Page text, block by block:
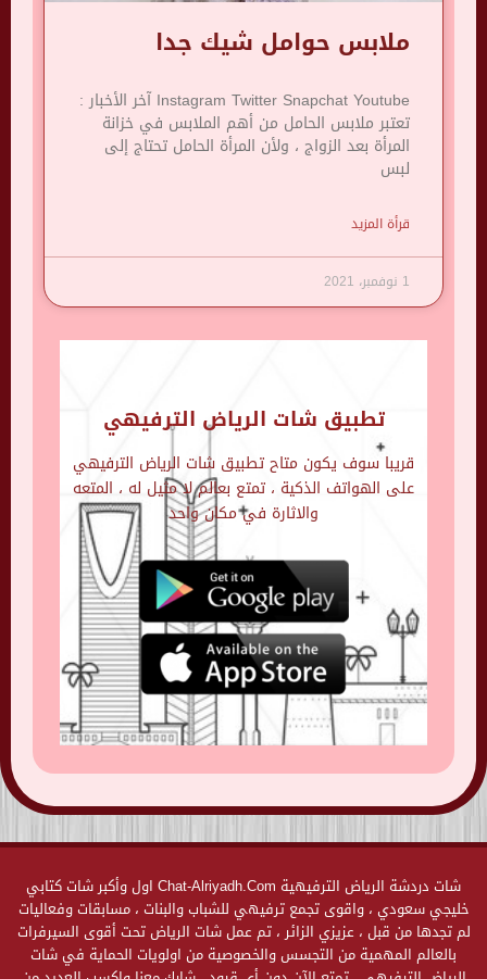
ملابس حوامل شيك جدا
Instagram Twitter Snapchat Youtube آخر الأخبار :
تعتبر ملابس الحامل من أهم الملابس في خزانة
المرأة بعد الزواج ، ولأن المرأة الحامل تحتاج إلى
لبس
قرأة المزيد
1 نوفمبر، 2021
تطبيق شات الرياض الترفيهي
قريبا سوف يكون متاح تطبيق شات الرياض الترفيهي
على الهواتف الذكية ، تمتع بعالم لا مثيل له ، المتعه
والاثارة في مكان واحد
شات دردشة الرياض الترفيهية Chat-Alriyadh.Com اول وأكبر شات كتابي
خليجي سعودي ، واقوى تجمع ترفيهي للشباب والبنات ، مسابقات وفعاليات
لم تجدها من قبل ، عزيزي الزائر ، تم عمل شات الرياض تحت أقوى السيرفرات
بالعالم المهمية من التجسس والخصوصية من اولويات الحماية في شات